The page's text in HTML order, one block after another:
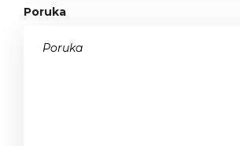
Poruka